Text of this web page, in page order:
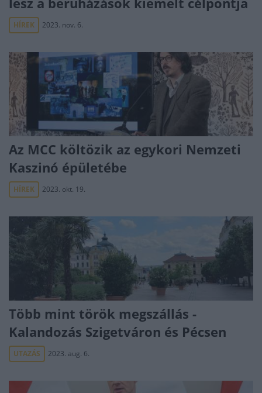
HÍREK 2023. nov. 6.
Az MCC költözik az egykori Nemzeti
Kaszinó épületébe
HÍREK 2023. okt. 19.
Több mint török megszállás -
Kalandozás Szigetváron és Pécsen
UTAZÁS 2023. aug. 6.